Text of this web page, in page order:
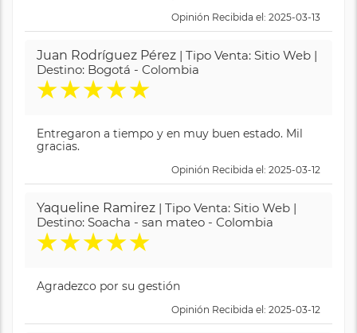
Opinión Recibida el: 2025-03-13
Juan Rodríguez Pérez | Tipo Venta: Sitio Web |
Destino: Bogotá - Colombia
★★★★★
Entregaron a tiempo y en muy buen estado. Mil
gracias.
Opinión Recibida el: 2025-03-12
Yaqueline Ramirez | Tipo Venta: Sitio Web |
Destino: Soacha - san mateo - Colombia
★★★★★
Agradezco por su gestión
Opinión Recibida el: 2025-03-12